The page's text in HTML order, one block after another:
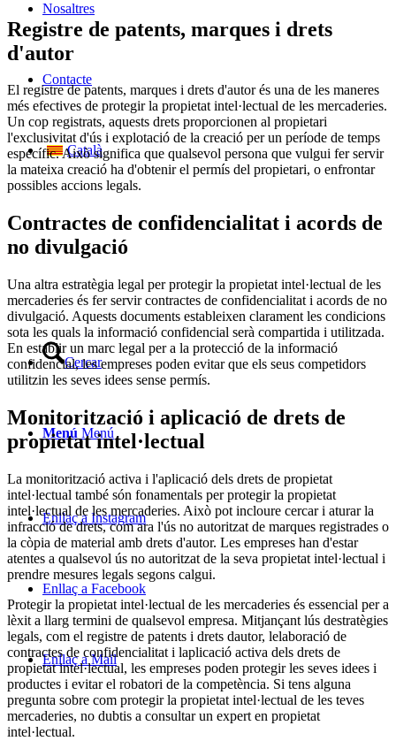
Nosaltres
Contacte
Català
Cercar
Menú Menú
Enllaç a Instagram
Enllaç a Facebook
Enllaç a Mail
Registre de patents, marques i drets
d'autor
El registre de patents, marques i drets d'autor és una de les maneres
més efectives de protegir la propietat intel·lectual de les mercaderies.
Un cop registrats, aquests drets proporcionen al propietari
l'exclusivitat d'ús i explotació de la creació per un període de temps
específic. Això significa que qualsevol persona que vulgui fer servir
la mateixa creació ha d'obtenir el permís del propietari, o enfrontar
possibles accions legals.
Contractes de confidencialitat i acords de
no divulgació
Una altra estratègia legal per protegir la propietat intel·lectual de les
mercaderies és fer servir contractes de confidencialitat i acords de no
divulgació. Aquests documents estableixen clarament les condicions
sota les quals la informació confidencial serà compartida i utilitzada.
En establir un marc legal per a la protecció de la informació
confidencial, les empreses poden evitar que els seus competidors
utilitzin les seves idees sense permís.
Monitorització i aplicació de drets de
propietat intel·lectual
La monitorització activa i l'aplicació dels drets de propietat
intel·lectual també són fonamentals per protegir la propietat
intel·lectual de les mercaderies. Això pot incloure cercar i aturar la
infracció de drets, com ara l'ús no autoritzat de marques registrades o
la còpia de material amb drets d'autor. Les empreses han d'estar
atentes a qualsevol ús no autoritzat de la seva propietat intel·lectual i
prendre mesures legals segons calgui.
Protegir la propietat intel·lectual de les mercaderies és essencial per a
lèxit a llarg termini de qualsevol empresa. Mitjançant lús destratègies
legals, com el registre de patents i drets dautor, lelaboració de
contractes de confidencialitat i laplicació activa dels drets de
propietat intel·lectual, les empreses poden protegir les seves idees i
productes i evitar el robatori de la competència. Si tens alguna
pregunta sobre com protegir la propietat intel·lectual de les teves
mercaderies, no dubtis a consultar un expert en propietat
intel·lectual.